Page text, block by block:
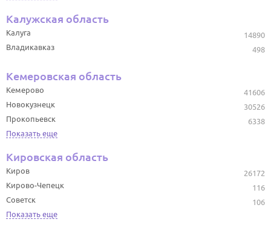
Калужская область
14890
Калуга
498
Владикавказ
Кемеровская область
41606
Кемерово
30526
Новокузнецк
6338
Прокопьевск
Показать еще
Кировская область
26172
Киров
116
Кирово-Чепецк
106
Советск
Показать еще